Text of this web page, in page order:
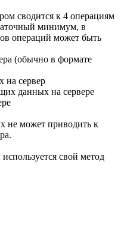
сводится к 4 операциям
минимум, в
операций может быть
(обычно в формате
на сервер
данных на сервере
не может приводить к
свой метод